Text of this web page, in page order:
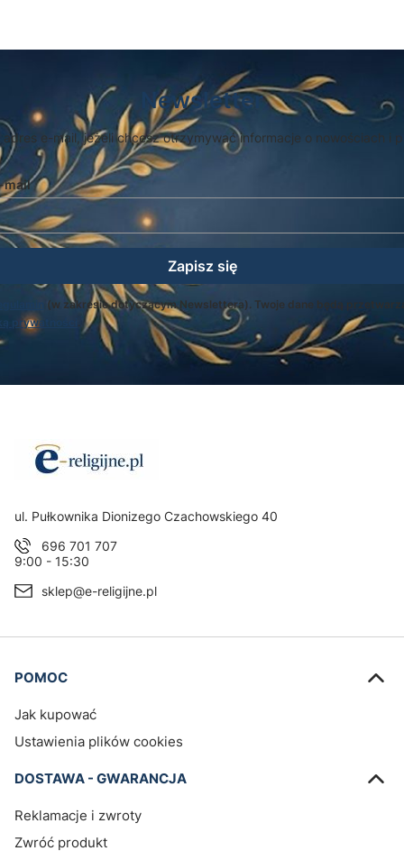
Newsletter
adres e-mail, jeżeli chcesz otrzymywać informacje o nowościach i
mail
Zapisz się
(w zakresie dotyczącym Newslettera). Twoje dane będą
prywatności .
Adres:
ul. Pułkownika Dionizego Czachowskiego 40
696 701 707
9:00 - 15:30
sklep@e-religijne.pl
Linki w stopce
POMOC
Jak kupować
Ustawienia plików cookies
DOSTAWA - GWARANCJA
Reklamacje i zwroty
Zwróć produkt